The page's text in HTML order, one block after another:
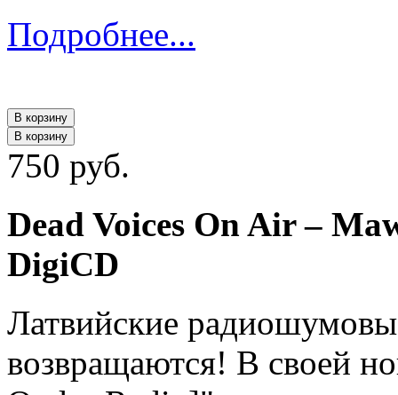
Подробнее...
В корзину
В корзину
750 руб.
Dead Voices On Air ‎–
DigiCD
Латвийские
возвращаются! В своей